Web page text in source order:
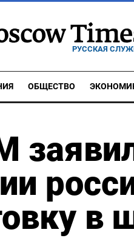
РУССКАЯ
ОБЩЕСТВО
в